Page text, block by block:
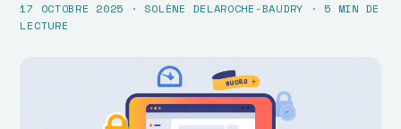
17 OCTOBRE 2025 · SOLÈNE DELAROCHE-BAUDRY ·
5 MIN DE
LECTURE